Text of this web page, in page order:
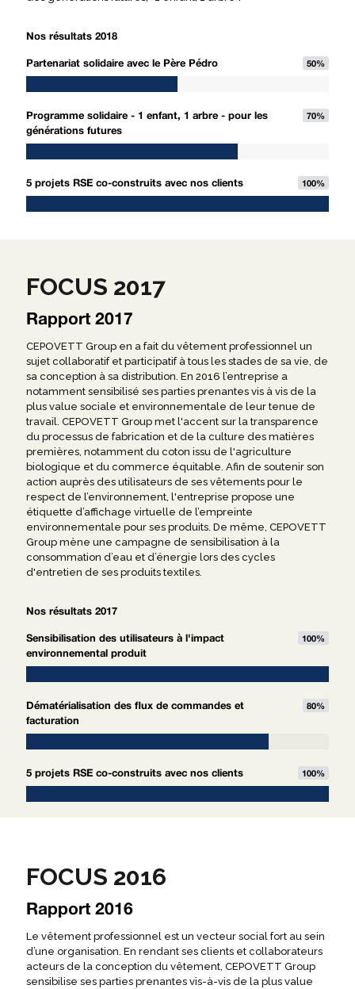
Nos résultats 2018
Partenariat solidaire avec le Père Pédro 50%
Programme solidaire - 1 enfant, 1 arbre - pour les
générations futures
70%
5 projets RSE co-construits avec nos clients 100%
Nos résultats 2017
Sensibilisation des utilisateurs à l'impact
environnemental produit
100%
Dématérialisation des flux de commandes et
facturation
80%
5 projets RSE co-construits avec nos clients 100%
FOCUS 2017
Rapport 2017
CEPOVETT Group en a fait du vêtement professionnel un
sujet collaboratif et participatif à tous les stades de sa vie, de
sa conception à sa distribution. En 2016 l’entreprise a
notamment sensibilisé ses parties prenantes vis à vis de la
plus value sociale et environnementale de leur tenue de
travail. CEPOVETT Group met l'accent sur la transparence
du processus de fabrication et de la culture des matières
premières, notamment du coton issu de l'agriculture
biologique et du commerce équitable. Afin de soutenir son
action auprès des utilisateurs de ses vêtements pour le
respect de l’environnement, l'entreprise propose une
étiquette d’affichage virtuelle de l’empreinte
environnementale pour ses produits. De même, CEPOVETT
Group mène une campagne de sensibilisation à la
consommation d’eau et d’énergie lors des cycles
d'entretien de ses produits textiles.
FOCUS 2016
Rapport 2016
Le vêtement professionnel est un vecteur social fort au sein
d’une organisation. En rendant ses clients et collaborateurs
acteurs de la conception du vêtement, CEPOVETT Group
sensibilise ses parties prenantes vis-à-vis de la plus value